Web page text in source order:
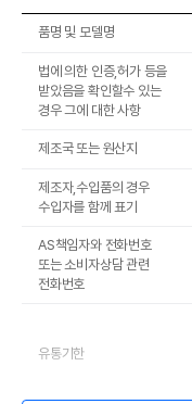
품명 및 모델명
법에 의한 인증,허가 등을
받았음을 확인할수 있는
경우 그에 대한 사항
제조국 또는 원산지
제조자,수입품의 경우
수입자를 함께 표기
AS책임자와 전화번호
또는 소비자상담 관련
전화번호
유통기한